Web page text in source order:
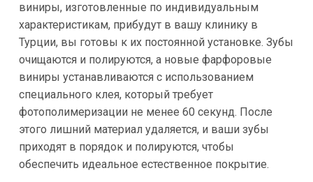
виниры, изготовленные по индивидуальным
характеристикам, прибудут в вашу клинику в
Турции, вы готовы к их постоянной установке. Зубы
очищаются и полируются, а новые фарфоровые
виниры устанавливаются с использованием
специального клея, который требует
фотополимеризации не менее 60 секунд. После
этого лишний материал удаляется, и ваши зубы
приходят в порядок и полируются, чтобы
обеспечить идеальное естественное покрытие.